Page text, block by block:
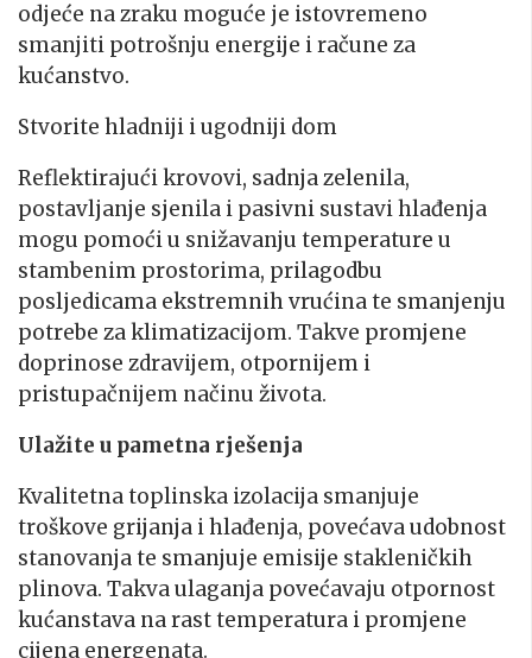
odjeće na zraku moguće je istovremeno
smanjiti potrošnju energije i račune za
kućanstvo.
Stvorite hladniji i ugodniji dom
Reflektirajući krovovi, sadnja zelenila,
postavljanje sjenila i pasivni sustavi hlađenja
mogu pomoći u snižavanju temperature u
stambenim prostorima, prilagodbu
posljedicama ekstremnih vrućina te smanjenju
potrebe za klimatizacijom. Takve promjene
doprinose zdravijem, otpornijem i
pristupačnijem načinu života.
Ulažite u pametna rješenja
Kvalitetna toplinska izolacija smanjuje
troškove grijanja i hlađenja, povećava udobnost
stanovanja te smanjuje emisije stakleničkih
plinova. Takva ulaganja povećavaju otpornost
kućanstava na rast temperatura i promjene
cijena energenata.